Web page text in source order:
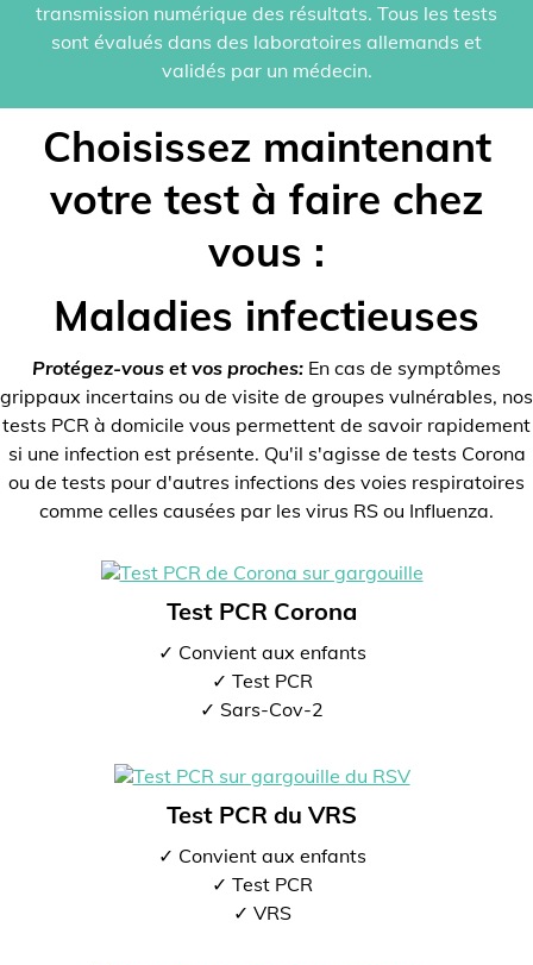
transmission numérique des résultats. Tous les tests
sont évalués dans des laboratoires allemands et
validés par un médecin.
Choisissez maintenant
votre test à faire chez
vous :
Maladies infectieuses
Protégez-vous et vos proches: En cas de symptômes
grippaux incertains ou de visite de groupes vulnérables, nos
tests PCR à domicile vous permettent de savoir rapidement
si une infection est présente. Qu'il s'agisse de tests Corona
ou de tests pour d'autres infections des voies respiratoires
comme celles causées par les virus RS ou Influenza.
Test PCR Corona
✓ Convient aux enfants
✓ Test PCR
✓ Sars-Cov-2
Test PCR du VRS
✓ Convient aux enfants
✓ Test PCR
✓ VRS